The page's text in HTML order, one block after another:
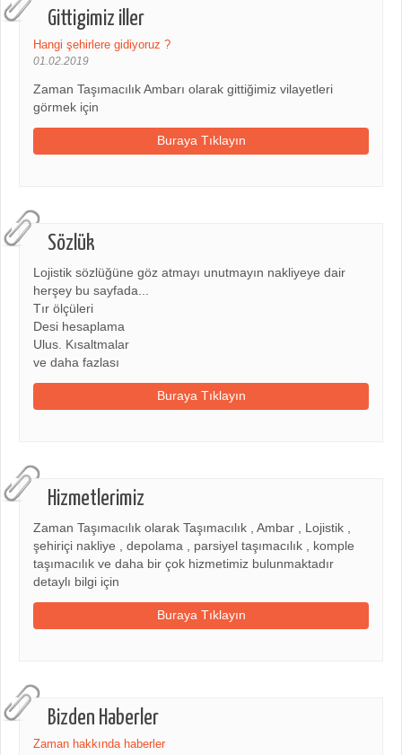
Gittigimiz iller
Hangi şehirlere gidiyoruz ?
01.02.2019
Zaman Taşımacılık Ambarı olarak gittiğimiz vilayetleri
görmek için
Buraya Tıklayın
Sözlük
Lojistik sözlüğüne göz atmayı unutmayın nakliyeye dair
herşey bu sayfada...
Tır ölçüleri
Desi hesaplama
Ulus. Kısaltmalar
ve daha fazlası
Buraya Tıklayın
Hizmetlerimiz
Zaman Taşımacılık olarak Taşımacılık , Ambar , Lojistik ,
şehiriçi nakliye , depolama , parsiyel taşımacılık , komple
taşımacılık ve daha bir çok hizmetimiz bulunmaktadır
detaylı bilgi için
Buraya Tıklayın
Bizden Haberler
Zaman hakkında haberler